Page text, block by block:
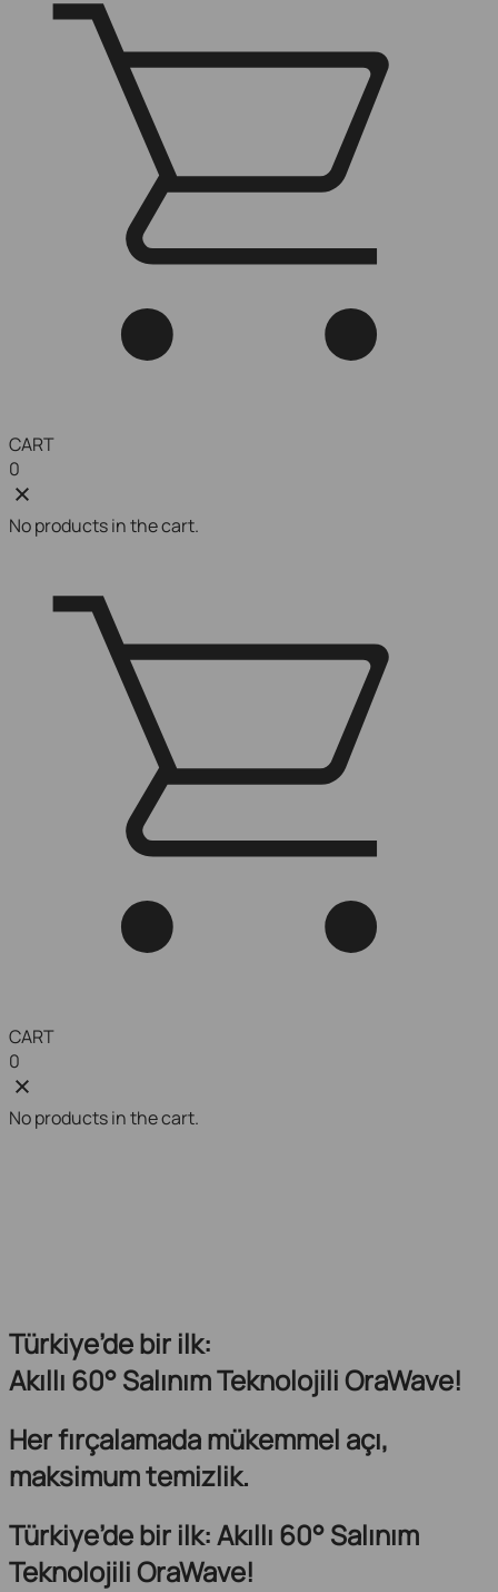
CART
0
No products in the cart.
CART
0
No products in the cart.
Türkiye’de bir ilk:
Akıllı 60° Salınım Teknolojili OraWave!
Her fırçalamada mükemmel açı,
maksimum temizlik.
Türkiye’de bir ilk: Akıllı 60° Salınım
Teknolojili OraWave!